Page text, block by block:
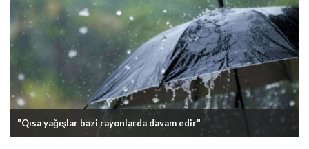
"Qısa yağışlar bəzi rayonlarda davam edir"